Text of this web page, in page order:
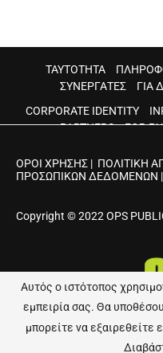
ΤΑΥΤΟΤΗΤΑ
ΣΥΝΕΡΓΑΤΕΣ
ΓΙΑ
CORPORATE IDENTITY
PARTNERS
FOR
ΟΡΟΙ ΧΡΗΣΗΣ | ΠΟΛΙΤΙΚΗ
ΠΡΟΣΩΠΙΚΩΝ ΔΕΔΟΜΕΝΩΝ |
Copyright © 2022 OPS
Developed byWeb Visionaries
Αυτός ο ιστότοπος
εμπειρία σας. Θα
μπορείτε να εξαιρεθείτε